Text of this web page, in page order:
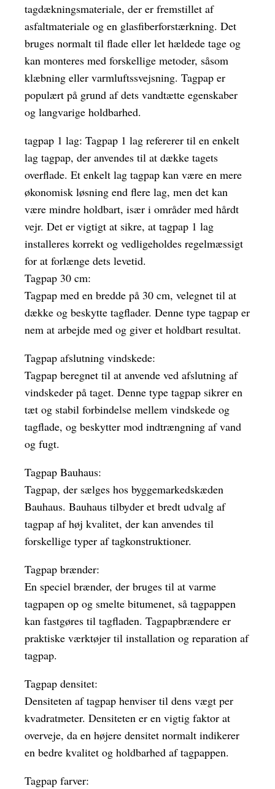
tagdækningsmateriale, der er fremstillet af
asfaltmateriale og en glasfiberforstærkning. Det
bruges normalt til flade eller let hældede tage og
kan monteres med forskellige metoder, såsom
klæbning eller varmluftssvejsning. Tagpap er
populært på grund af dets vandtætte egenskaber
og langvarige holdbarhed.
tagpap 1 lag: Tagpap 1 lag refererer til en enkelt
lag tagpap, der anvendes til at dække tagets
overflade. Et enkelt lag tagpap kan være en mere
økonomisk løsning end flere lag, men det kan
være mindre holdbart, især i områder med hårdt
vejr. Det er vigtigt at sikre, at tagpap 1 lag
installeres korrekt og vedligeholdes regelmæssigt
for at forlænge dets levetid.
Tagpap 30 cm:
Tagpap med en bredde på 30 cm, velegnet til at
dække og beskytte tagflader. Denne type tagpap er
nem at arbejde med og giver et holdbart resultat.
Tagpap afslutning vindskede:
Tagpap beregnet til at anvende ved afslutning af
vindskeder på taget. Denne type tagpap sikrer en
tæt og stabil forbindelse mellem vindskede og
tagflade, og beskytter mod indtrængning af vand
og fugt.
Tagpap Bauhaus:
Tagpap, der sælges hos byggemarkedskæden
Bauhaus. Bauhaus tilbyder et bredt udvalg af
tagpap af høj kvalitet, der kan anvendes til
forskellige typer af tagkonstruktioner.
Tagpap brænder:
En speciel brænder, der bruges til at varme
tagpapen op og smelte bitumenet, så tagpappen
kan fastgøres til tagfladen. Tagpapbrændere er
praktiske værktøjer til installation og reparation af
tagpap.
Tagpap densitet:
Densiteten af tagpap henviser til dens vægt per
kvadratmeter. Densiteten er en vigtig faktor at
overveje, da en højere densitet normalt indikerer
en bedre kvalitet og holdbarhed af tagpappen.
Tagpap farver: